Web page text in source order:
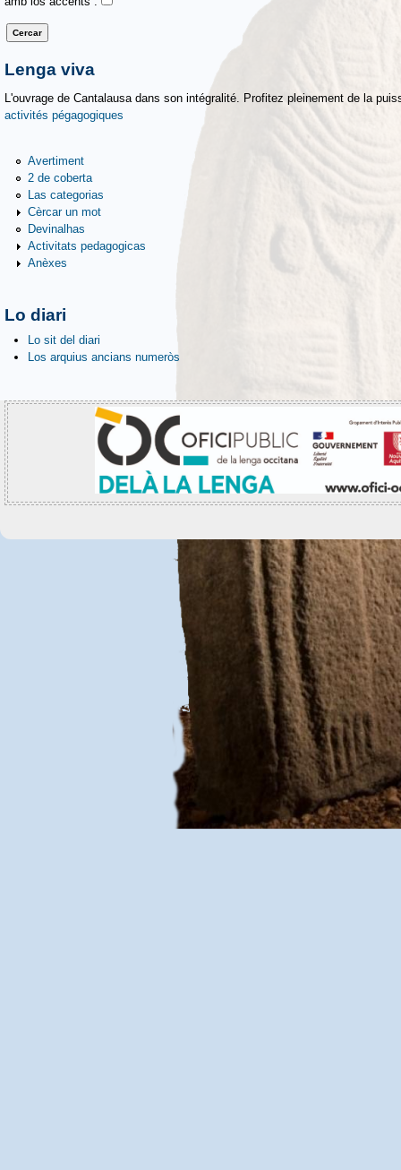
Lenga viva
L'ouvrage de Cantalausa dans son intégralité. Profitez pleinement de la
activités pégagogiques
Avertiment
2 de coberta
Las categorias
Cèrcar un mot
Devinalhas
Activitats pedagogicas
Anèxes
Lo diari
Lo sit del diari
Los arquius ancians numeròs